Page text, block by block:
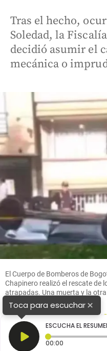
Tras el hecho,
Soledad, la
decidió asumir el
mecánica o
El Cuerpo de Bomberos de
Chapinero realizó el rescate de
atrapadas. Una muerta y la
sociales
Toca para escuchar×
ESCUCHA EL
00:00 Tiempo